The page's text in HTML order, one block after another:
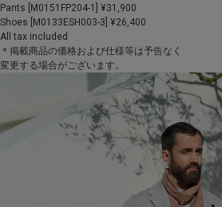
Pants [M0151FP204-1] ¥31,900
Shoes [M0133ESH003-3] ¥26,400
All tax included
＊掲載商品の価格および仕様等は予告なく
変更する場合がございます。